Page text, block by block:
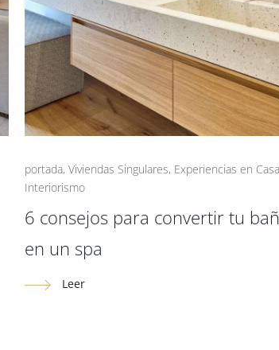
portada,Viviendas Singulares, Experiencias en Casa
Interiorismo
6 consejos para convertir tu
en un spa
Leer